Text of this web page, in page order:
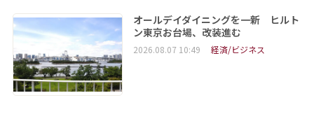
オールデイダイニングを一新 ヒルト
ン東京お台場、改装進む
2026.08.07 10:49 経済/ビジネス